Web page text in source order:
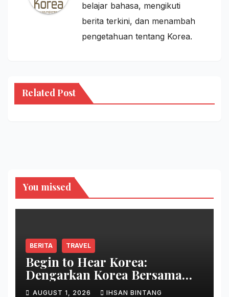
belajar bahasa, mengikuti
berita terkini, dan menambah
pengetahuan tentang Korea.
Related Post
You missed
BERITA TRAVEL
Begin to Hear Korea:
Dengarkan Korea Bersama
Park Bo Gum
AUGUST 1, 2026 IHSAN BINTANG